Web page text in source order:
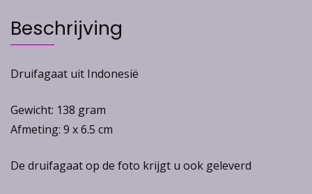
Beschrijving
Druifagaat uit Indonesië
Gewicht: 138 gram
Afmeting: 9 x 6.5 cm
De druifagaat op de foto krijgt u ook geleverd